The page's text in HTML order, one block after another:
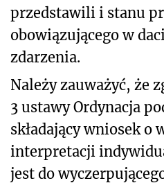
przedstawili i stanu
obowiązującego w
zdarzenia.
Należy zauważyć, że
3 ustawy Ordynacja
składający wniosek o
interpretacji
jest do